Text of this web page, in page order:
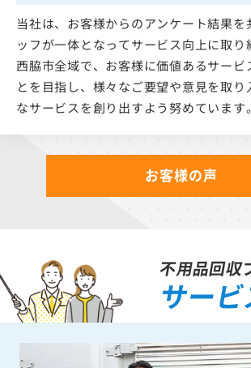
当社は、お客様からのアンケート結果を
ッフが一体となってサービス向上に取り
西脇市全域で、お客様に価値あるサービ
とを目指し、様々なご要望や意見を取り
なサービスを創り出すよう努めています。
お客様の声
不用品回収
サー